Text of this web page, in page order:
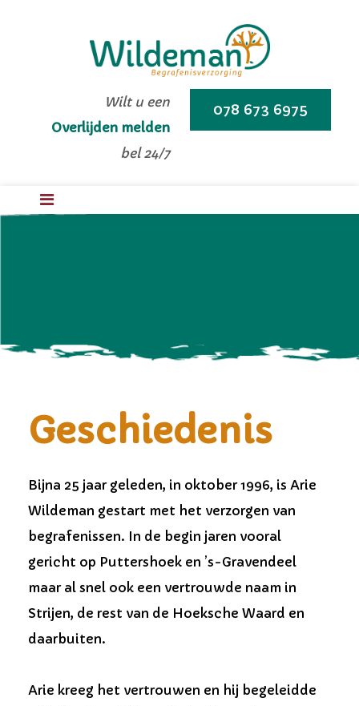
Wilt u een
Overlijden melden
bel 24/7
078 673 6975
Geschiedenis
Bijna 25 jaar geleden, in oktober 1996, is Arie
Wildeman gestart met het verzorgen van
begrafenissen. In de begin jaren vooral
gericht op Puttershoek en ’s-Gravendeel
maar al snel ook een vertrouwde naam in
Strijen, de rest van de Hoeksche Waard en
daarbuiten.
Arie kreeg het vertrouwen en hij begeleidde